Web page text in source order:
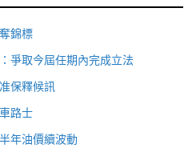
錦標
爭取今屆任期內完成立法
保釋候訊
路士
年油價續波動